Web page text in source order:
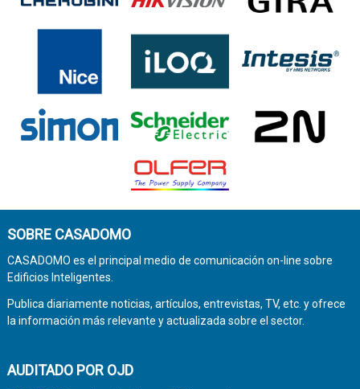
SOBRE CASADOMO
CASADOMO es el principal medio de comunicación on-line sobre
Edificios Inteligentes.
Publica diariamente noticias, artículos, entrevistas, TV, etc. y ofrece
la información más relevante y actualizada sobre el sector.
AUDITADO POR OJD